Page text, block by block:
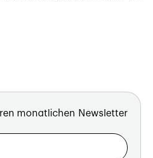
monatlichen Newsletter